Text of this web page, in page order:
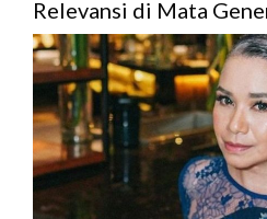
Relevansi di Mata